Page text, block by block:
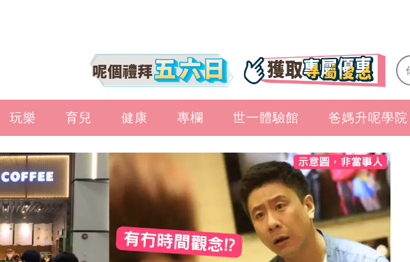
玩樂 育兒 健康 專欄 世一體驗館 爸媽升呢學院